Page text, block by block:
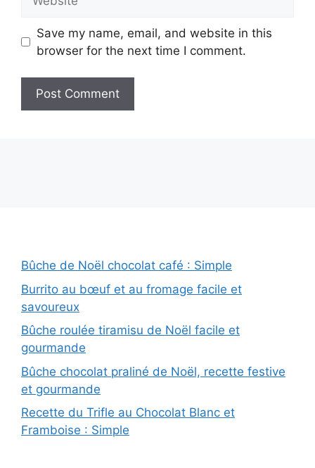
Save my name, email, and website in this
browser for the next time I comment.
Bûche de Noël chocolat café : Simple
Burrito au bœuf et au fromage facile et
savoureux
Bûche roulée tiramisu de Noël facile et
gourmande
Bûche chocolat praliné de Noël, recette festive
et gourmande
Recette du Trifle au Chocolat Blanc et
Framboise : Simple